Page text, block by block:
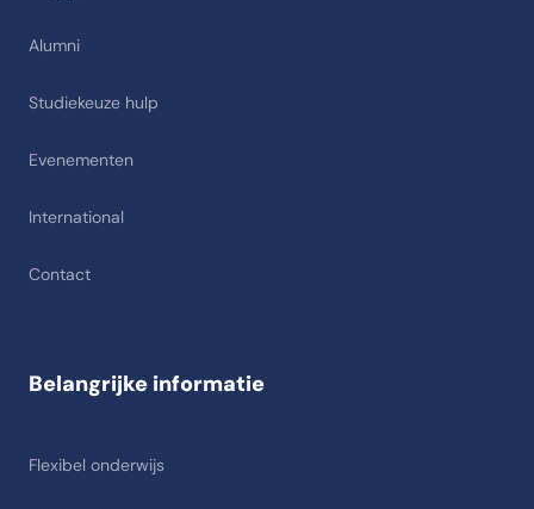
Alumni
Studiekeuze hulp
Evenementen
International
Contact
Belangrijke informatie
Flexibel onderwijs